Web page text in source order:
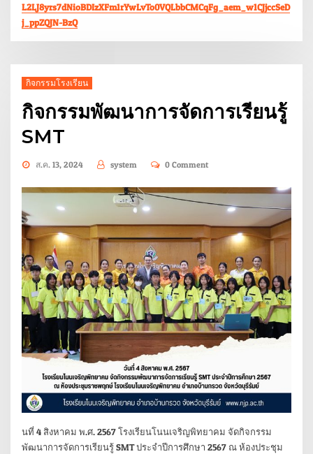
L2LJ8yrs7dNioBDIzXFm1rYwLvTo0VQLbbCMCqFg_aem_w1CJjccSeD
j_ppZQJN-BzQ
กิจกรรมโรงเรียน
กิจกรรมพัฒนาการจัดการเรียนรู้
SMT
ส.ค. 13, 2024 system 0 Comment
นที่ 4 สิงหาคม พ.ศ. 2567 โรงเรียนโนนเจริญพิทยาคม จัดกิจกรรม
พัฒนาการจัดการเรียนรู้ SMT ประจำปีการศึกษา 2567 ณ ห้องประชุม